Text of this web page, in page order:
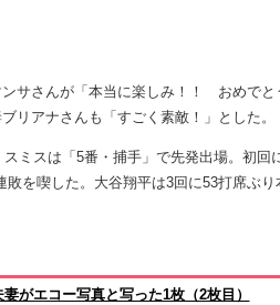
さんが「本当に楽しみ！！ おめでと
リアナさんも「すごく素敵！」とした。
スは「5番・捕手」で先発出場。初回
を喫した。大谷翔平は3回に53打席ぶ
がエコー写真と写った1枚（2枚目）